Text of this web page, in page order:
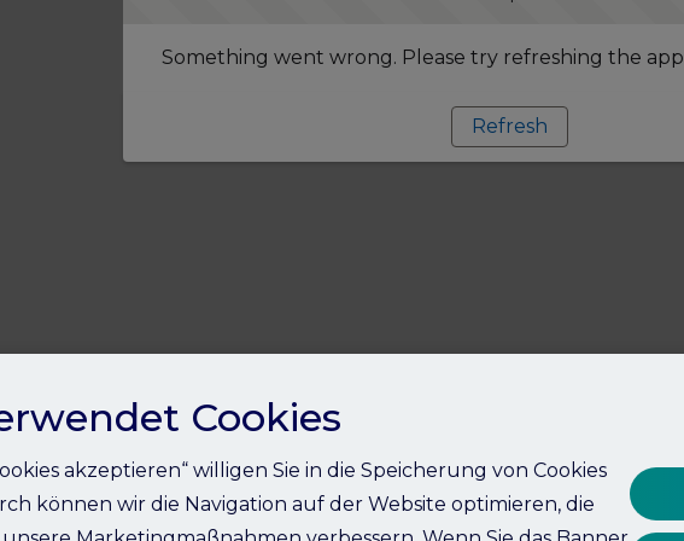
Something went wrong. Please try refreshing the app
Refresh
Cookies
akzeptieren“ willigen Sie in die Speicherung von Cookies
können wir die Navigation auf der Website optimieren, die